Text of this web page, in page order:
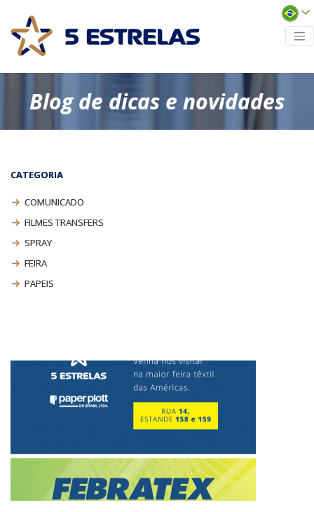
Blog de dicas e novidades
CATEGORIA
COMUNICADO
FILMES TRANSFERS
SPRAY
FEIRA
PAPEIS